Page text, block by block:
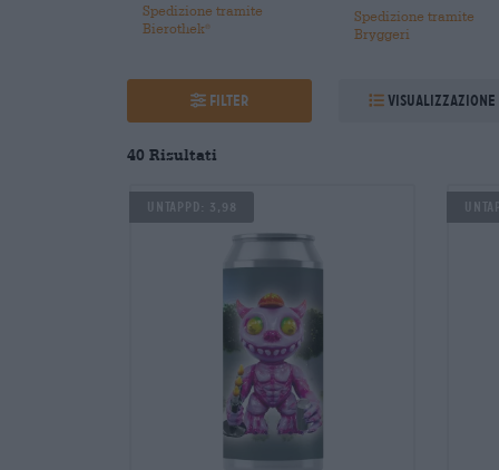
Spedizione tramite
Bierothek®
Spedizione tramite
Bryggeri
Filter Visualizzazione
40 Risultati
UNTAPPD: 3,98